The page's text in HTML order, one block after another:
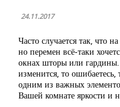
24.11.2017
Часто случается так, что
но перемен всё-таки
окнах шторы или
изменится, то
одним из важных
Вашей комнате яркости и